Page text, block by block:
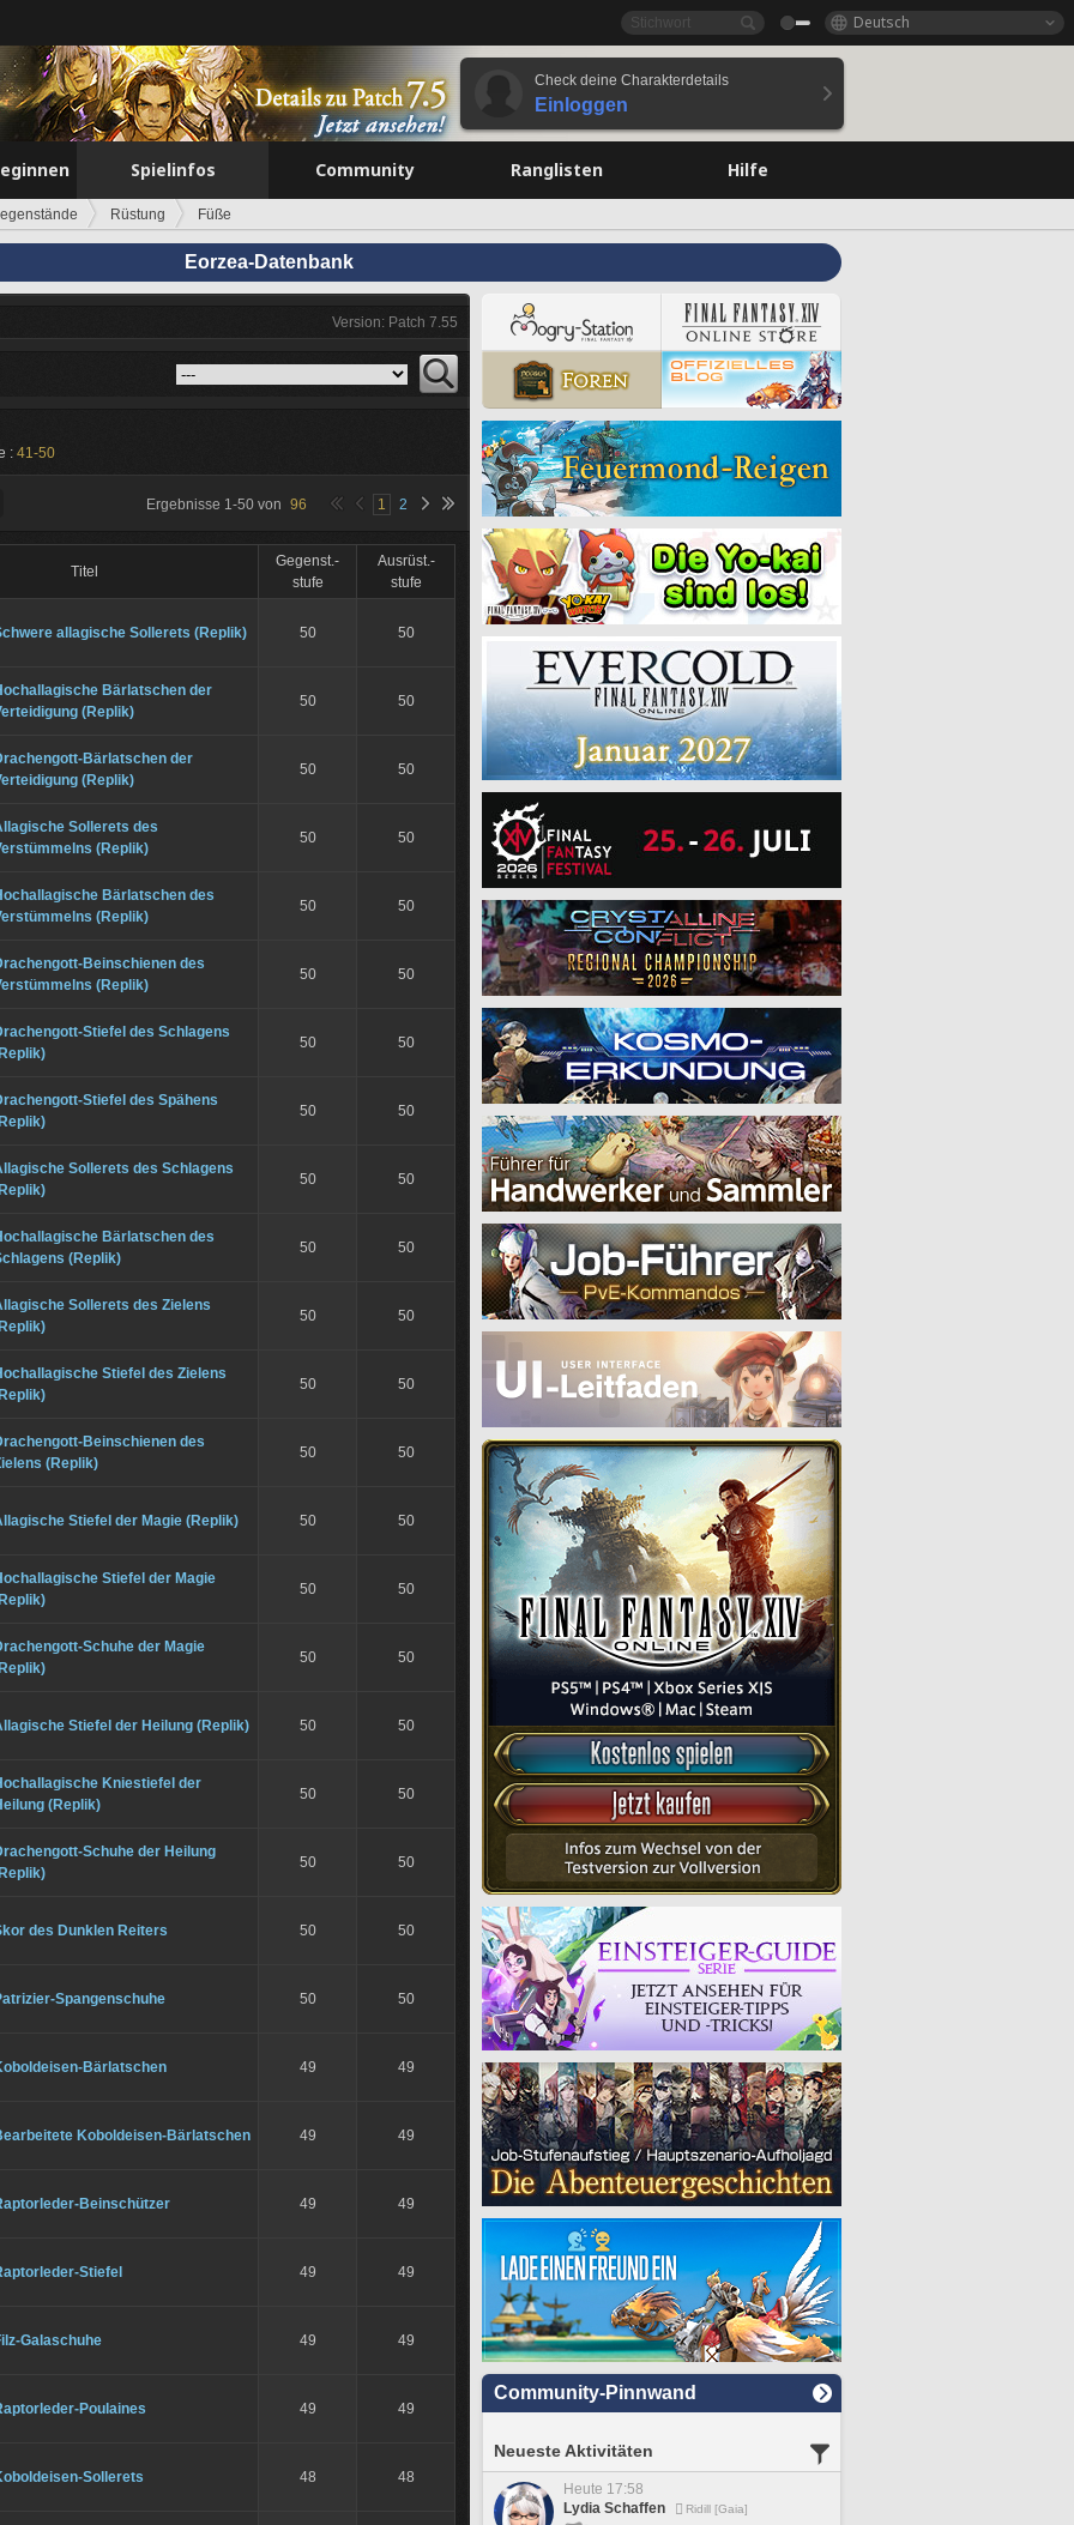
Deutsch
Check deine Charakterdetails
Einloggen
Spielinfos Community Ranglisten Hilfe
Rüstung Füße
Eorzea-Datenbank
Version: Patch 7.55
: 41-50
Ergebnisse 1-50 von 96 1 2
Titel
Gegenst.-
stufe
Ausrüst.-
stufe
allagische Sollerets (Replik) 50 50
Bärlatschen der
(Replik)
50 50
Bärlatschen der
(Replik)
50 50
Sollerets des
(Replik)
50 50
Bärlatschen des
(Replik)
50 50
Beinschienen des
(Replik)
50 50
Stiefel des Schlagens
50 50
Stiefel des Spähens
50 50
Sollerets des Schlagens
50 50
Bärlatschen des
(Replik)
50 50
Sollerets des Zielens
50 50
Stiefel des Zielens
50 50
Beinschienen des
(Replik)
50 50
Stiefel der Magie (Replik) 50 50
Stiefel der Magie
50 50
Schuhe der Magie
50 50
Stiefel der Heilung (Replik) 50 50
Kniestiefel der
(Replik)
50 50
Schuhe der Heilung
50 50
des Dunklen Reiters 50 50
Spangenschuhe 50 50
Bärlatschen 49 49
Koboldeisen-Bärlatschen 49 49
Beinschützer 49 49
Stiefel 49 49
Galaschuhe 49 49
Poulaines 49 49
Sollerets 48 48
Community-Pinnwand
Neueste Aktivitäten
Heute 17:58
Lydia Schaffen
Ridill [Gaia]